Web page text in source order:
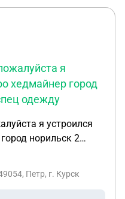
я
хедмайнер город
одежду
я устроился
норильск 2
так как не
дни что я нахожусь
Петр, г. Курск